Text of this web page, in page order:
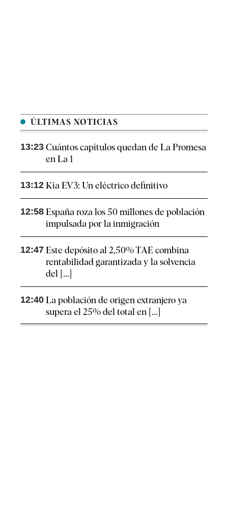
ÚLTIMAS NOTICIAS
13:23 Cuántos capítulos quedan de La Promesa
en La 1
13:12 Kia EV3: Un eléctrico definitivo
12:58 España roza los 50 millones de población
impulsada por la inmigración
12:47 Este depósito al 2,50% TAE combina
rentabilidad garantizada y la solvencia
del [...]
12:40 La población de origen extranjero ya
supera el 25% del total en [...]